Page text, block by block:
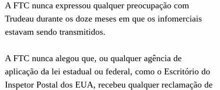
A FTC nunca expressou qualquer preocupação com
Trudeau durante os doze meses em que os infomerciais
estavam sendo transmitidos.
A FTC nunca alegou que, ou qualquer agência de
aplicação da lei estadual ou federal, como o Escritório do
Inspetor Postal dos EUA, recebeu qualquer reclamação de